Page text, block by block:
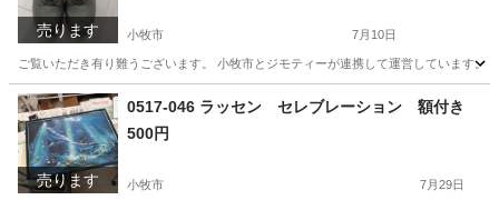
売ります 小牧市 7月10日
ご覧いただき有り難うございます。 小牧市とジモティーが連携して運営していま
愛知 小牧市 服/ファッション リユース
売ります
0517-046 ラッセン セレブレーション 額付き
500円
小牧市 7月29日